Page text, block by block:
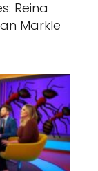
Reina
Markle